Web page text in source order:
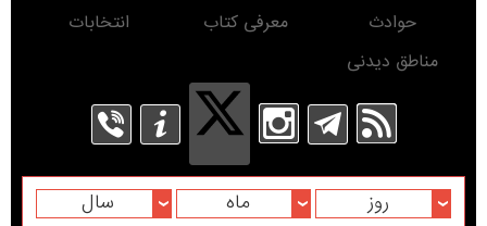
حوادث
معرفی کتاب
انتخابات
مناطق دیدنی
روز ماه سال